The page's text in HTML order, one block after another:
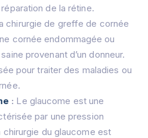
de la rétine.
chirurgie de greffe de cornée
cornée endommagée ou
provenant d’un donneur.
pour traiter des maladies ou
: Le glaucome est une
par une pression
chirurgie du glaucome est